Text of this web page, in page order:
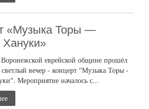
«Музыка Торы —
Воронежской еврейской общине прошёл
светлый вечер - концерт "Музыка Торы -
Мероприятие началось с...